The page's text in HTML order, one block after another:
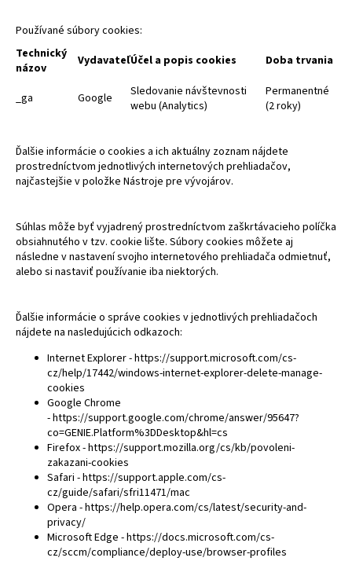
Používané súbory cookies:
Technický
názov
VydavateľÚčel a popis cookies Doba trvania
_ga Google
Sledovanie návštevnosti
webu (Analytics)
Permanentné
(2 roky)
Ďalšie informácie o cookies a ich aktuálny zoznam nájdete
prostredníctvom jednotlivých internetových prehliadačov,
najčastejšie v položke Nástroje pre vývojárov.
Súhlas môže byť vyjadrený prostredníctvom zaškrtávacieho políčka
obsiahnutého v tzv. cookie lište. Súbory cookies môžete aj
následne v nastavení svojho internetového prehliadača odmietnuť,
alebo si nastaviť používanie iba niektorých.
Ďalšie informácie o správe cookies v jednotlivých prehliadačoch
nájdete na nasledujúcich odkazoch:
Internet Explorer -https://support.microsoft.com/cs-
cz/help/17442/windows-internet-explorer-delete-manage-
cookies
Google Chrome
-https://support.google.com/chrome/answer/95647?
co=GENIE.Platform%3DDesktop&hl=cs
Firefox -https://support.mozilla.org/cs/kb/povoleni-
zakazani-cookies
Safari -https://support.apple.com/cs-
cz/guide/safari/sfri11471/mac
Opera -https://help.opera.com/cs/latest/security-and-
privacy/
Microsoft Edge -https://docs.microsoft.com/cs-
cz/sccm/compliance/deploy-use/browser-profiles